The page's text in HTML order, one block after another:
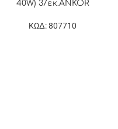
40W) 37εκ.ANKOR
ΚΩΔ: 807710